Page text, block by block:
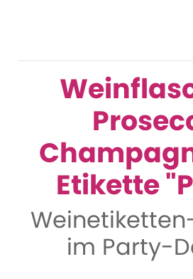
Etikette
im Party-